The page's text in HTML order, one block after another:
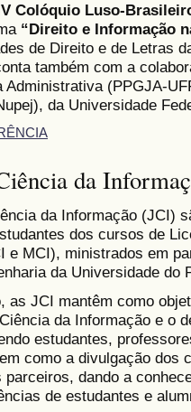
Colóquio Luso-
“Direito e Informação
de Direito e de Letras
também com a
Administrativa (PPGJA-
da Universidade
da
da Informação (JCI)
dos cursos de
e MCI), ministrados em
da Universidade do
as JCI mantêm como
da Informação e o
estudantes,
como a divulgação dos
parceiros, dando a
de estudantes e